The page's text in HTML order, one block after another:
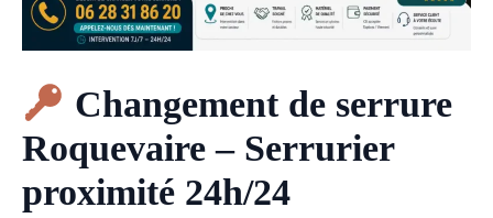
Changement de serrure
Roquevaire – Serrurier
proximité 24h/24